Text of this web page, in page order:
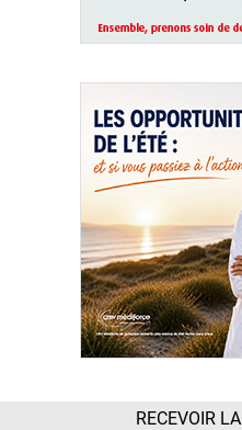
RECEVOIR